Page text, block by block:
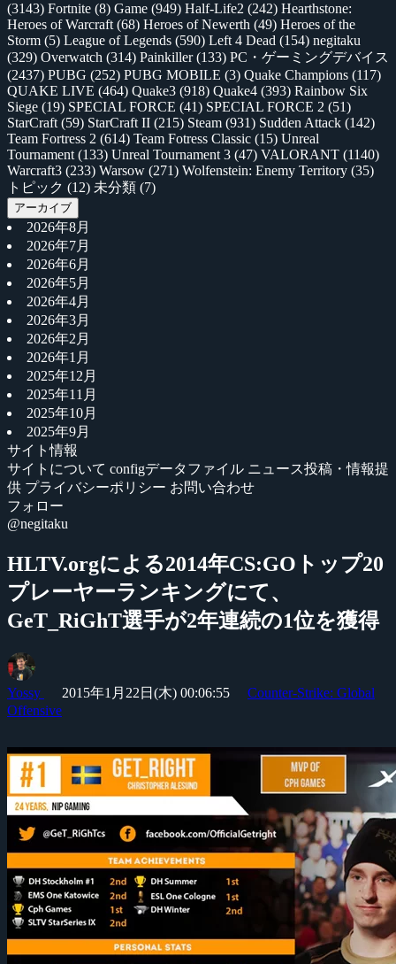
(3143) Fortnite (8) Game (949) Half-Life2 (242) Hearthstone:
Heroes of Warcraft (68) Heroes of Newerth (49) Heroes of the
Storm (5) League of Legends (590) Left 4 Dead (154) negitaku
(329) Overwatch (314) Painkiller(133) PC・ゲーミングデバイス
(2437) PUBG (252) PUBG MOBILE (3) Quake Champions (117)
QUAKE LIVE (464) Quake3 (918) Quake4 (393) Rainbow Six
Siege (19) SPECIAL FORCE (41) SPECIAL FORCE 2 (51)
StarCraft (59) StarCraft II (215) Steam (931) Sudden Attack (142)
Team Fortress 2 (614) Team Fotress Classic (15) Unreal
Tournament (133) Unreal Tournament 3 (47) VALORANT (1140)
Warcraft3 (233) Warsow (271) Wolfenstein: Enemy Territory (35)
トピック (12) 未分類 (7)
アーカイブ
2026年8月
2026年7月
2026年6月
2026年5月
2026年4月
2026年3月
2026年2月
2026年1月
2025年12月
2025年11月
2025年10月
2025年9月
サイト情報
サイトについて configデータファイル ニュース投稿・情報提
供 プライバシーポリシー お問い合わせ
フォロー
@negitaku
HLTV.orgによる2014年CS:GOトップ20
プレーヤーランキングにて、
GeT_RiGhT選手が2年連続の1位を獲得
Yossy 2015年1月22日(木) 00:06:55
Counter-Strike: Global
Offensive